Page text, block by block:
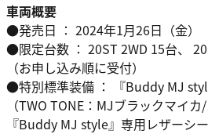
車両概要
●発売日 ： 2024年1月26日（金）
●限定台数 ： 20ST 2WD 15台、
（お申し込み順に受付）
●特別標準装備 ： 『Buddy MJ
（TWO TONE：MJブラックマイカ
『Buddy MJ style』専用レザーシ